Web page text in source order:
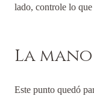
lado, controle lo que
La
Este punto quedó